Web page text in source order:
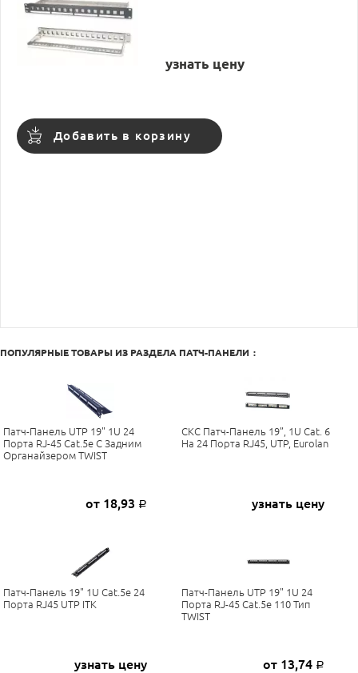
узнать цену
Добавить в корзину
ПОПУЛЯРНЫЕ ТОВАРЫ ИЗ РАЗДЕЛА ПАТЧ-ПАНЕЛИ :
Патч-Панель UTP 19" 1U 24
Порта RJ-45 Cat.5e С Задним
Органайзером TWIST
от 18,93 Р
СКС Патч-Панель 19”, 1U Cat. 6
На 24 Порта RJ45, UTP, Eurolan
узнать цену
Патч-Панель 19" 1U Cat.5e 24
Порта RJ45 UTP ITK
узнать цену
Патч-Панель UTP 19" 1U 24
Порта RJ-45 Cat.5e 110 Тип
TWIST
от 13,74 Р